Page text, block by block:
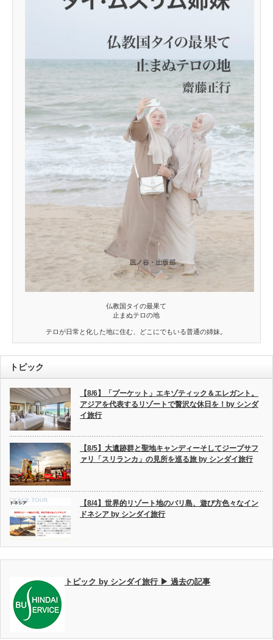
仏教国タイの最果て
止まぬテロの地
テロが日常と化した地に住む、どこにでもいる普通の姉妹。
トピック
【8/6】「プーケット」エキゾティック＆エレガント。
アジアを代表するリゾートで贅沢な休日を！by シンダ
イ旅行
【8/5】大遺跡群と聖地キャンディーそしてジープサフ
ァリ「スリランカ」の見所を巡る旅 by シンダイ旅行
【8/4】世界的リゾート地のバリ島、遊び方色々なイン
ドネシア by シンダイ旅行
トピック by シンダイ旅行 ▶ 過去の記事